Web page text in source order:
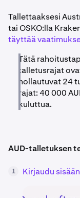
Tallettaaksesi
tai OSKO:lla
täyttää
Tätä
talletusrajat
nollautuvat 24
rajat: 40 000
kuluttua.
AUD-talletuksen
1 Kirjaudu sisään